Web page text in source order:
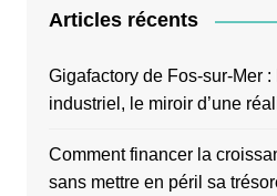
Articles récents
Gigafactory de Fos-sur-Mer :
industriel, le miroir d’une
Comment financer la
sans mettre en péril sa